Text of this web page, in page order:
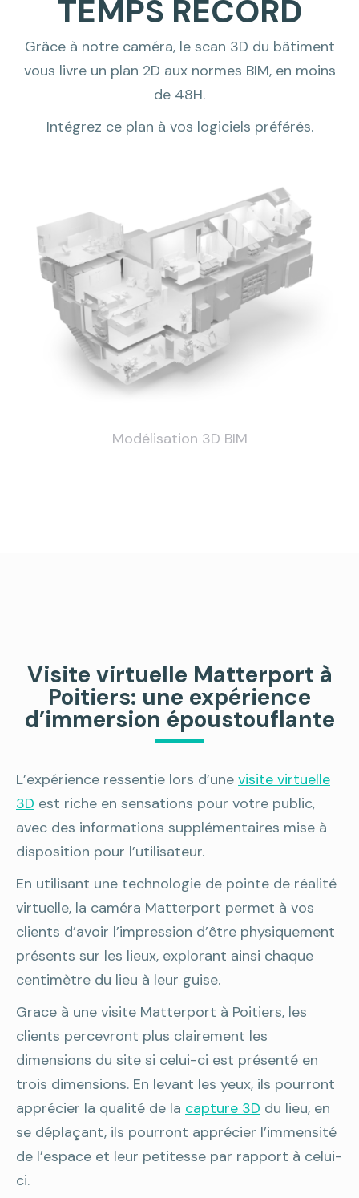
TEMPS RECORD
Grâce à notre caméra, le scan 3D du bâtiment
vous livre un plan 2D aux normes BIM, en moins
de 48H.
Intégrez ce plan à vos logiciels préférés.
Modélisation 3D BIM
Visite virtuelle Matterport à
Poitiers: une expérience
d’immersion époustouflante
L’expérience ressentie lors d’une visite virtuelle
3D est riche en sensations pour votre public,
avec des informations supplémentaires mise à
disposition pour l’utilisateur.
En utilisant une technologie de pointe de réalité
virtuelle, la caméra Matterport permet à vos
clients d’avoir l’impression d’être physiquement
présents sur les lieux, explorant ainsi chaque
centimètre du lieu à leur guise.
Grace à une visite Matterport à Poitiers, les
clients percevront plus clairement les
dimensions du site si celui-ci est présenté en
trois dimensions. En levant les yeux, ils pourront
apprécier la qualité de la capture 3D du lieu, en
se déplaçant, ils pourront apprécier l’immensité
de l’espace et leur petitesse par rapport à celui-
ci.